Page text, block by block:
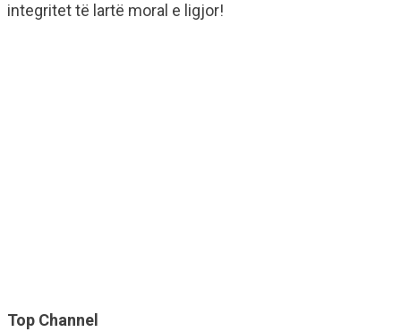
integritet të lartë moral e ligjor!
Top Channel